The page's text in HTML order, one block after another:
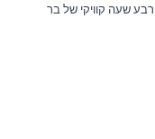
רבע שעה קוויקי של בר